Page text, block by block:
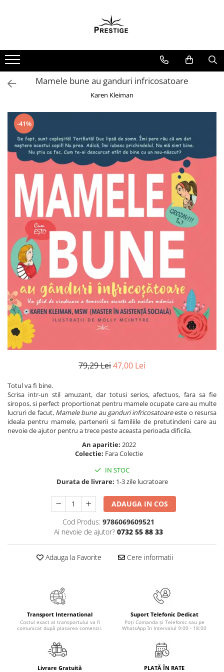
Noutati
Promotii
Pachete Speciale Carti
Arte Divinatorii
Astrologie
Chiromantie
Dezvoltare Spirituala
KidConnection
Minte Corp
New Illuminati Files
Numerologie
Paranormal
Parapsihologie
Ramtha
Audiobook
ReConnect
Religie
Crestinism
ScienceConnection
Vindecare Spirituala
Sanatate
Diete
Medicina & Farmacie
Medicina Pentru Toti
Starea de bine
Terapii Alternative
Biografii, Memorii, Jurnale
Carti erotice
Mamele bune au ganduri infricosatoare
Karen Kleiman
-41%
79,29 Lei47,00 Lei
Totul va fi bine.
Scrisa intr-un stil amuzant, dar totusi serios, afectuos, fara sa fie
siropos, si perfect proportionat pentru mamele ocupate care au multe
lucruri de facut, Mamele bune au ganduri infricosatoareeste o resursa
ideala pentru mamele, partenerii si familiile de pretutindeni care au
nevoie de ajutor pentru a trece peste aceasta perioada dificila.
An aparitie: 2022
Colectie: Fara Colectie
IN STOC
Durata de livrare: 1-3 zile lucratoare
ADAUGA IN COS
Cod Produs: 9786069609521
Ai nevoie de ajutor? 0732 55 88 33
Adauga la Favorite Cere informatii
Transport International
Costul exact al transportului va fi
comunicat după plasarea comenzii.
Suport Telefonic Dedicat
Poți Comanda și Telefonic sau pe
WhatsApp în Intervalul 9:00 - 18:00
Livrare Gratuită PLATĂ ÎN RATE